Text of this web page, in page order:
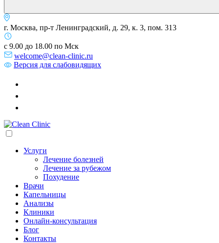
г. Москва, пр-т Ленинградский, д. 29, к. 3, пом. 313
с 9.00 до 18.00 по Мск
welcome@clean-clinic.ru
Версия для слабовидящих
Услуги
Лечение болезней
Лечение за рубежом
Похудение
Врачи
Капельницы
Анализы
Клиники
Онлайн-консультация
Блог
Контакты